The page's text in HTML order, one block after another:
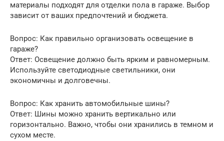
материалы подходят для отделки пола в гараже. Выбор
зависит от ваших предпочтений и бюджета.
Вопрос: Как правильно организовать освещение в
гараже?
Ответ: Освещение должно быть ярким и равномерным.
Используйте светодиодные светильники, они
экономичны и долговечны.
Вопрос: Как хранить автомобильные шины?
Ответ: Шины можно хранить вертикально или
горизонтально. Важно, чтобы они хранились в темном и
сухом месте.